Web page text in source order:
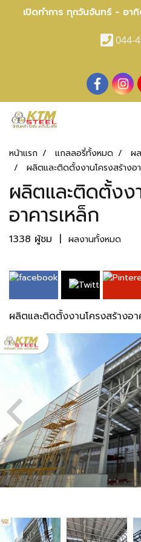
เปิดทำการ ทุกวันจันทร์ - อา
044-
หน้าแรก แกลลอรี่ทั้งหมด
ผ
ผลิตและติดตั้งงานโครงสร้างอ
ผลิตและติดตั้งง
อาคารเหล็ก
1338 ผู้ชม | ผลงานทั้งหมด
ผลิตและติดตั้งงานโครงสร้างอา